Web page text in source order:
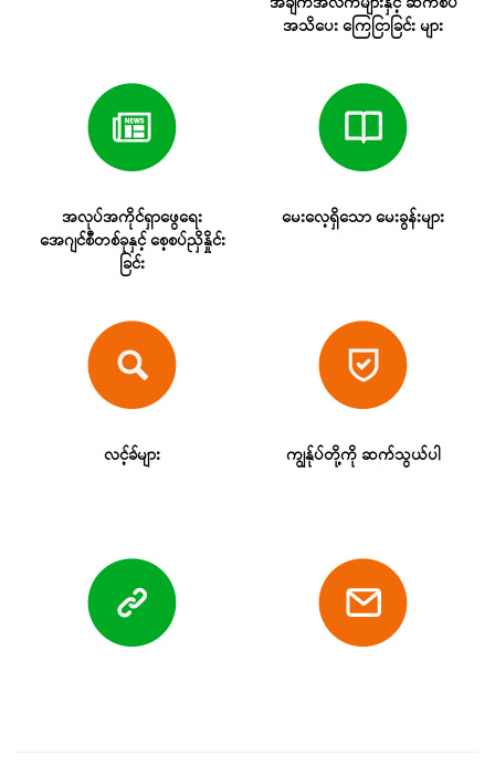
အသိပေး ကြေငြာခြင်း များ
အလုပ်အကိုင်ရှာဖွေရေး
အေဂျင်စီတစ်ခုနှင့် စေ့စပ်ညှိနှိုင်း
ခြင်း
မေးလေ့ရှိသော မေးခွန်းများ
လင့်ခ်များ ကျွန်ုပ်တို့ကို ဆက်သွယ်ပါ